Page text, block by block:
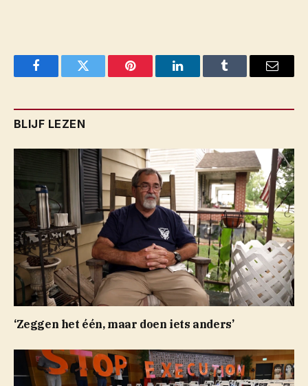
FacebookTwitter Pinterest LinkedInTumblr Email
BLIJF LEZEN
‘Zeggen het één, maar doen iets anders’